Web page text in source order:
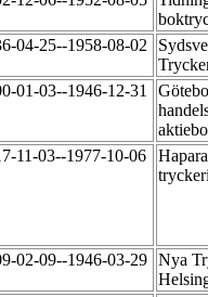
04-25--1958-08-02
01-03--1946-12-31
11-03--1977-10-06
02-09--1946-03-29 Nya